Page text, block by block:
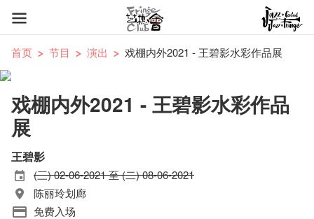
首页 节目 演出 戏棚内外2021 - 王碧影水彩作品展
戏棚内外2021 - 王碧影水彩作品
展
王碧影
(三) 02-06-2021 至 (二) 08-06-2021
陈丽玲划廊
免费入场